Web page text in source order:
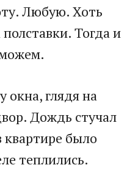
Любую. Хоть
Тогда и
окна, глядя на
Дождь стучал
было
теплились.